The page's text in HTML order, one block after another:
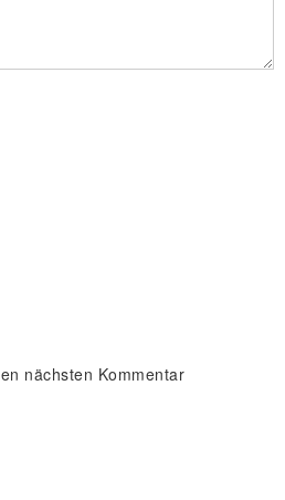
nächsten Kommentar